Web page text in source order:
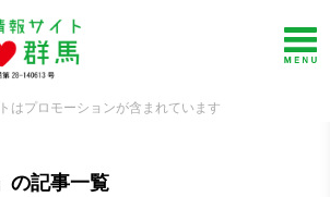
はプロモーションが含まれています
の記事一覧